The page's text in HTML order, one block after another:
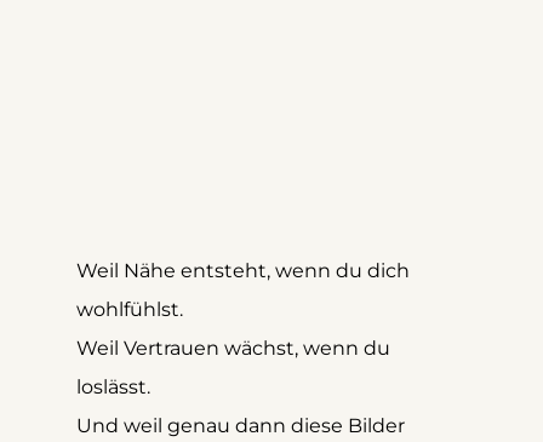
Weil Nähe entsteht, wenn du dich
wohlfühlst.
Weil Vertrauen wächst, wenn du
loslässt.
Und weil genau dann diese Bilder